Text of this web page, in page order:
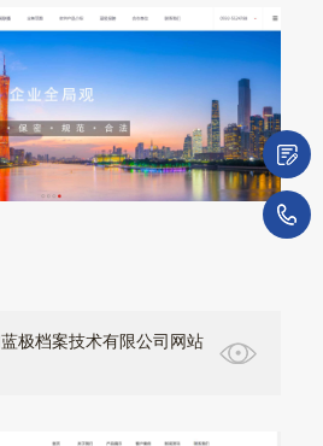
极档案技术有限公司网站